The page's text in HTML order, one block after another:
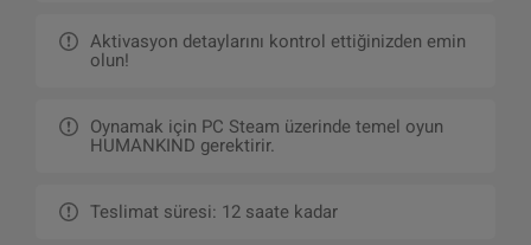
Aktivasyon detaylarını kontrol ettiğinizden emin
olun!
Oynamak için PC Steam üzerinde temel oyun
HUMANKIND gerektirir.
Teslimat süresi: 12 saate kadar